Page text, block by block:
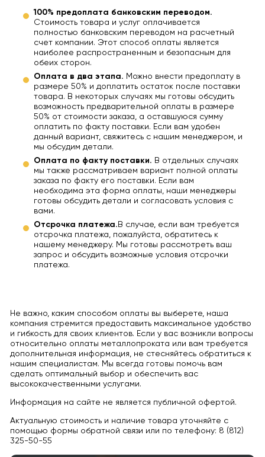
100% предоплата банковским переводом.
Стоимость товара и услуг оплачивается
полностью банковским переводом на расчетный
счет компании. Этот способ оплаты является
наиболее распространенным и безопасным для
обеих сторон.
Оплата в два этапа. Можно внести предоплату в
размере 50% и доплатить остаток после поставки
товара. В некоторых случаях мы готовы обсудить
возможность предварительной оплаты в размере
50% от стоимости заказа, а оставшуюся сумму
оплатить по факту поставки. Если вам удобен
данный вариант, свяжитесь с нашим менеджером, и
мы обсудим детали.
Оплата по факту поставки. В отдельных случаях
мы также рассматриваем вариант полной оплаты
заказа по факту его поставки. Если вам
необходима эта форма оплаты, наши менеджеры
готовы обсудить детали и согласовать условия с
вами.
Отсрочка платежа. В случае, если вам требуется
отсрочка платежа, пожалуйста, обратитесь к
нашему менеджеру. Мы готовы рассмотреть ваш
запрос и обсудить возможные условия отсрочки
платежа.
Не важно, каким способом оплаты вы выберете, наша
компания стремится предоставить максимальное удобство
и гибкость для своих клиентов. Если у вас возникли вопросы
относительно оплаты металлопроката или вам требуется
дополнительная информация, не стесняйтесь обратиться к
нашим специалистам. Мы всегда готовы помочь вам
сделать оптимальный выбор и обеспечить вас
высококачественными услугами.
Информация на сайте не является публичной офертой.
Актуальную стоимость и наличие товара уточняйте с
помощью формы обратной связи или по телефону: 8 (812)
325-50-55